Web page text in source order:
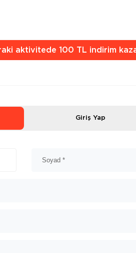
aktivitede 100 TL indirim
Giriş Yap